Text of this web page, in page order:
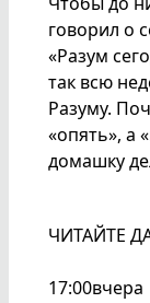
говорил о
«Разум
так всю
Разуму.
«опять», а
домашку
ЧИТАЙТЕ
17:00вчера